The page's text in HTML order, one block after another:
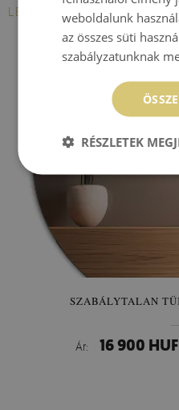
LEGJOBBAN ELADOTT
SZABÁLYTALAN
Ár: 16 900 HUF
weboldalunk
az összes süti
szabályzatunknak
RÉSZLETEK